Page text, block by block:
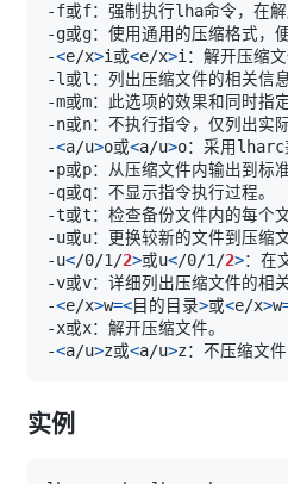
-<e/x>i或<e/x>
-m或m：此选项的效果和同时指
-<a/u>o或<a/u>
-u</0/1/2>或u</0/1/2>
-<e/x>w=<目的目录>或<e/x>w
-<a/u>z或<a/u>
实例